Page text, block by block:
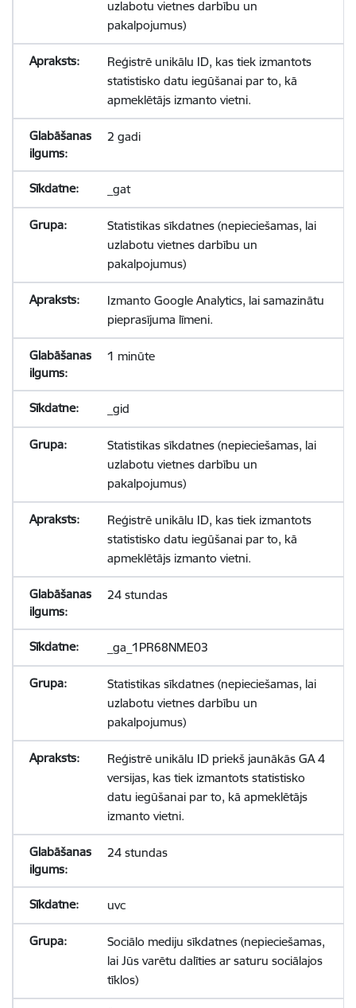
uzlabotu vietnes darbību un
pakalpojumus)
Reģistrē unikālu ID, kas tiek izmantots
statistisko datu iegūšanai par to, kā
apmeklētājs izmanto vietni.
2 gadi
_gat
Statistikas sīkdatnes (nepieciešamas, lai
uzlabotu vietnes darbību un
pakalpojumus)
Izmanto Google Analytics, lai samazinātu
pieprasījuma līmeni.
1 minūte
_gid
Statistikas sīkdatnes (nepieciešamas, lai
uzlabotu vietnes darbību un
pakalpojumus)
Reģistrē unikālu ID, kas tiek izmantots
statistisko datu iegūšanai par to, kā
apmeklētājs izmanto vietni.
24 stundas
_ga_1PR68NME03
Statistikas sīkdatnes (nepieciešamas, lai
uzlabotu vietnes darbību un
pakalpojumus)
Reģistrē unikālu ID priekš jaunākās GA 4
versijas, kas tiek izmantots statistisko
datu iegūšanai par to, kā apmeklētājs
izmanto vietni.
24 stundas
uvc
Sociālo mediju sīkdatnes (nepieciešamas,
lai Jūs varētu dalīties ar saturu sociālajos
tīklos)